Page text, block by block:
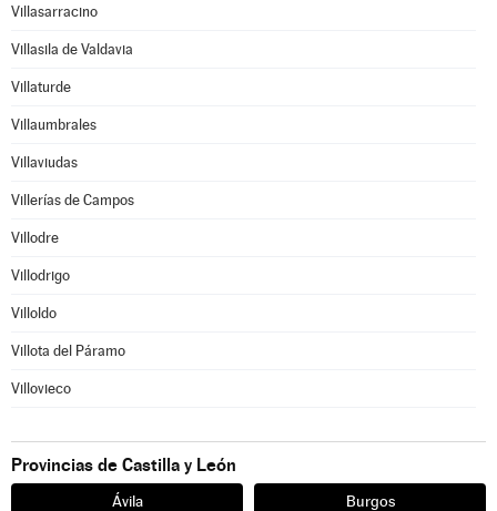
Villasarracino
Villasila de Valdavia
Villaturde
Villaumbrales
Villaviudas
Villerías de Campos
Villodre
Villodrigo
Villoldo
Villota del Páramo
Villovieco
Provincias de Castilla y León
Ávila Burgos